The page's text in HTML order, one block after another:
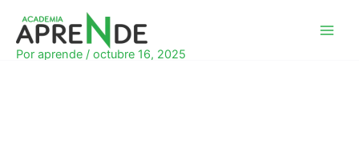
contenido
Por aprende / octubre 16, 2025